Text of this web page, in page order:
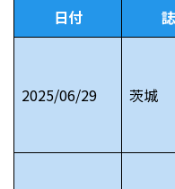
日付
2025/06/29 茨城